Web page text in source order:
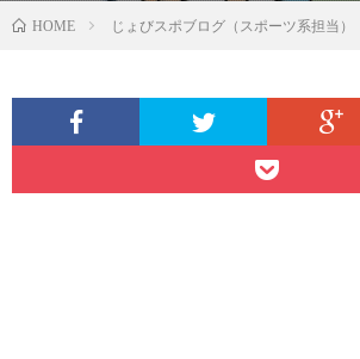
HOME じょびスポブログ（スポーツ系担当）